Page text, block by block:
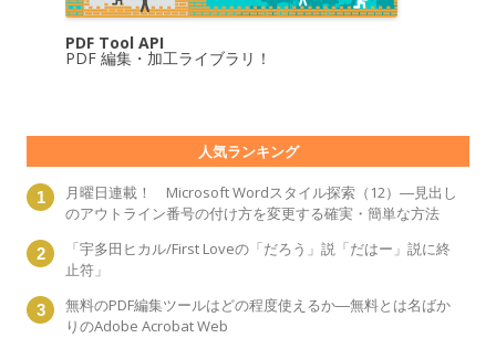
PDF Tool API
PDF 編集・加工ライブラリ！
人気ランキング
月曜日連載！ Microsoft Wordスタイル探索（12）―見出し
のアウトライン番号の付け方を変更する確実・簡単な方法
「宇多田ヒカル/First Loveの「だろう」説「だはー」説に終
止符」
無料のPDF編集ツールはどの程度使えるか―無料とは名ばか
りのAdobe Acrobat Web